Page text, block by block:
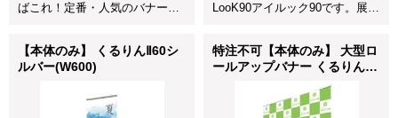
ばこれ！定番・人気のバナース
の"くるりん" シルバー 850mm
巾です。
LooK90アイルック90です。展示
内、キャラバンなど幅広くご利
用いただけます！
【本体のみ】 くるりんⅡ60シ
ルバー(W600)
特注不可【本体のみ】 大型ロ
ールアップバナー くるりん